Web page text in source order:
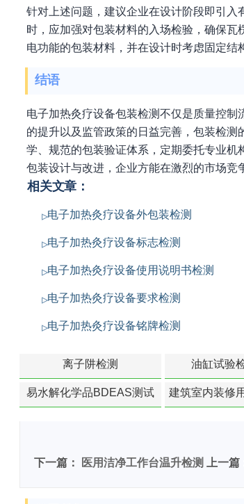
针对上述问题，建议企业在设计阶段即引
时，应加强对包装材料的入场检验，确保
电功能的包装材料，并在设计时考虑固定结
结语
电子加热灸疗设备包装检测不仅是质量控
的提升以及监管政策的日益完善，包装检
学、规范的包装验证体系，定期委托专业
包装设计与改进，企业方能在激烈的市场竞
相关文章：
电子加热灸疗设备外包装检测
电子加热灸疗设备标志检测
电子加热灸疗设备使用说明书检测
电子加热灸疗设备要求检测
电子加热灸疗设备铭牌检测
离子阱检测 油缸试验
易水解化学品BDEAS测试
建筑室内装修
下一篇： 医用洁净工作台温升检测 上一篇